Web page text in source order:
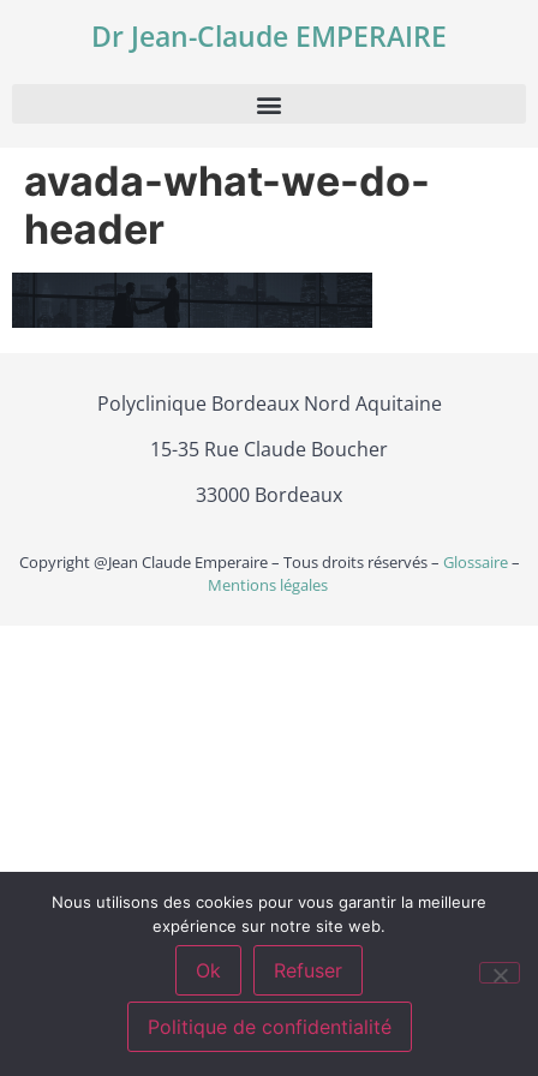
Dr Jean-Claude EMPERAIRE
avada-what-we-do-
header
Polyclinique Bordeaux Nord Aquitaine
15-35 Rue Claude Boucher
33000 Bordeaux
Copyright @Jean Claude Emperaire – Tous droits réservés – Glossaire–
Mentions légales
Nous utilisons des cookies pour vous garantir la meilleure
expérience sur notre site web.
Ok Refuser
Politique de confidentialité